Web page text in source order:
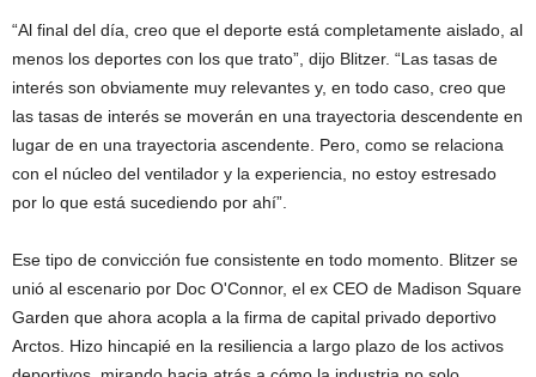
“Al final del día, creo que el deporte está completamente aislado, al
menos los deportes con los que trato”, dijo Blitzer. “Las tasas de
interés son obviamente muy relevantes y, en todo caso, creo que
las tasas de interés se moverán en una trayectoria descendente en
lugar de en una trayectoria ascendente. Pero, como se relaciona
con el núcleo del ventilador y la experiencia, no estoy estresado
por lo que está sucediendo por ahí”.
Ese tipo de convicción fue consistente en todo momento. Blitzer se
unió al escenario por Doc O'Connor, el ex CEO de Madison Square
Garden que ahora acopla a la firma de capital privado deportivo
Arctos. Hizo hincapié en la resiliencia a largo plazo de los activos